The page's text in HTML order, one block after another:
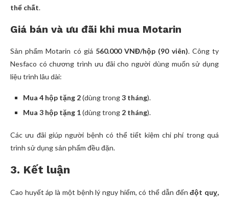
thể chất.
Giá bán và ưu đãi khi mua Motarin
Sản phẩm Motarin có giá 560.000 VNĐ/hộp (90 viên). Công ty
Nesfaco có chương trình ưu đãi cho người dùng muốn sử dụng
liệu trình lâu dài:
Mua 4 hộp tặng 2(dùng trong3 tháng).
Mua 3 hộp tặng 1(dùng trong 2 tháng).
Các ưu đãi giúp người bệnh có thể tiết kiệm chi phí trong quá
trình sử dụng sản phẩm đều đặn.
3. Kết luận
Cao huyết áp là một bệnh lý nguy hiểm, có thể dẫn đếnđột quỵ,